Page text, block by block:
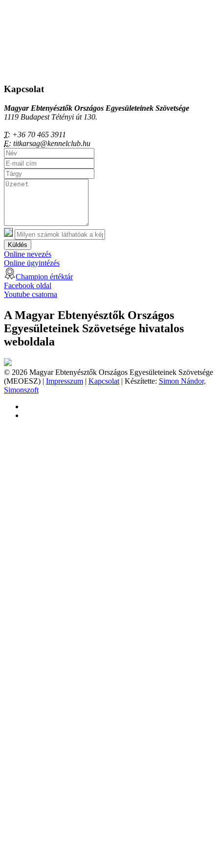
Kapcsolat
Magyar Ebtenyésztők Országos Egyesületeinek Szövetsége
1119 Budapest Tétényi út 130.
T: +36 70 465 3911
E: titkarsag@kennelclub.hu
Küldés
Online nevezés
Online ügyintézés
Champion értéktár
Facebook oldal
Youtube csatorna
A Magyar Ebtenyésztők Országos
Egyesületeinek Szövetsége hivatalos
weboldala
© 2026 Magyar Ebtenyésztők Országos Egyesületeinek Szövetsége
(MEOESZ) | Impresszum | Kapcsolat | Készítette: Simon Nándor,
Simonszoft